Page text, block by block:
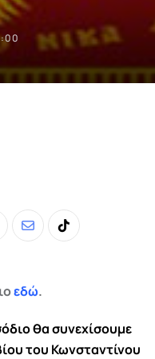
ShareTiktok
εδώ.
θα συνεχίσουμε
του Κωνσταντίνου